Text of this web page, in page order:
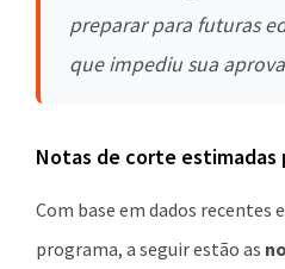
preparar para futuras
que impediu sua
Notas de corte estimadas
Com base em dados recentes
programa, a seguir estão as